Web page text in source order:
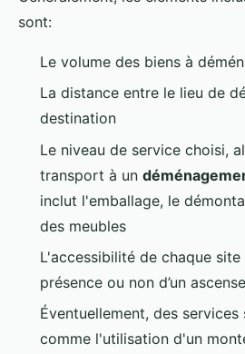
sont:
Le volume des biens à
La distance entre le lieu de
destination
Le niveau de service choisi,
transport à un
inclut l'emballage, le
des meubles
L'accessibilité de chaque
présence ou non d’un
Éventuellement, des
comme l'utilisation d'un